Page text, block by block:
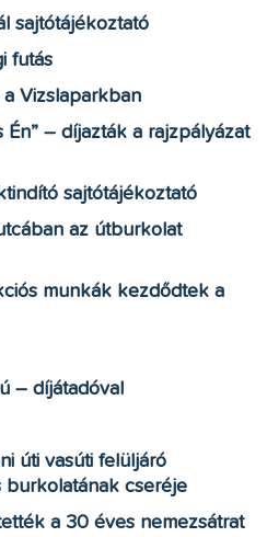
sajtótájékoztató
futás
Vizslaparkban
Én” – díjazták a rajzpályázat
sajtótájékoztató
az útburkolat
munkák kezdődtek a
– díjátadóval
úti vasúti felüljáró
cseréje
a 30 éves nemezsátrat